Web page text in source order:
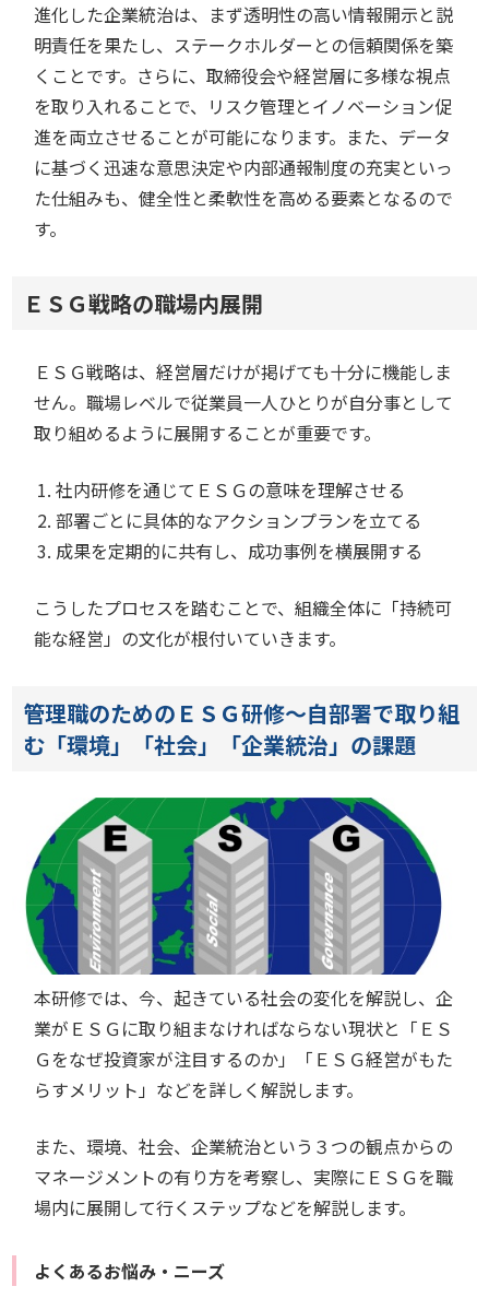
進化した企業統治は、まず透明性の高い情報開示と説
明責任を果たし、ステークホルダーとの信頼関係を築
くことです。さらに、取締役会や経営層に多様な視点
を取り入れることで、リスク管理とイノベーション促
進を両立させることが可能になります。また、データ
に基づく迅速な意思決定や内部通報制度の充実といっ
た仕組みも、健全性と柔軟性を高める要素となるので
す。
ＥＳＧ戦略の職場内展開
ＥＳＧ戦略は、経営層だけが掲げても十分に機能しま
せん。職場レベルで従業員一人ひとりが自分事として
取り組めるように展開することが重要です。
社内研修を通じてＥＳＧの意味を理解させる
部署ごとに具体的なアクションプランを立てる
成果を定期的に共有し、成功事例を横展開する
こうしたプロセスを踏むことで、組織全体に「持続可
能な経営」の文化が根付いていきます。
管理職のためのＥＳＧ研修～自部署で取り組
む「環境」「社会」「企業統治」の課題
本研修では、今、起きている社会の変化を解説し、企
業がＥＳＧに取り組まなければならない現状と「ＥＳ
Ｇをなぜ投資家が注目するのか」「ＥＳＧ経営がもた
らすメリット」などを詳しく解説します。
また、環境、社会、企業統治という３つの観点からの
マネージメントの有り方を考察し、実際にＥＳＧを職
場内に展開して行くステップなどを解説します。
よくあるお悩み・ニーズ